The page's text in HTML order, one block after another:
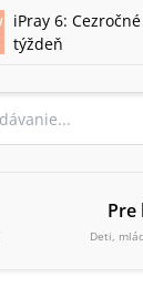
iPray 6:
týždeň
Pre
Deti,